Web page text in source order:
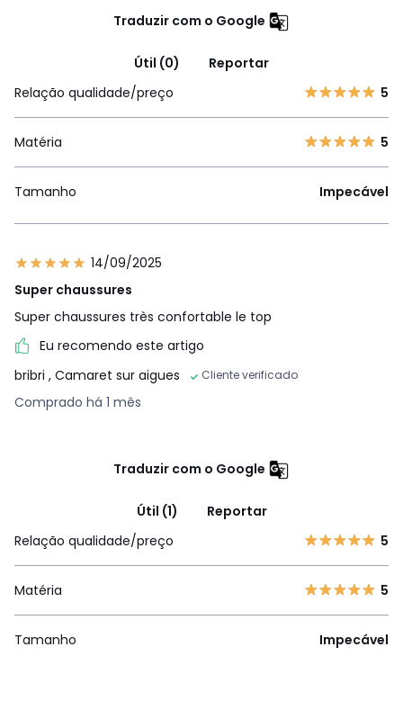
Traduzir com o Google
Útil (0)
Reportar
Relação qualidade/preço
5
Matéria 5
Tamanho Impecável
14/09/2025
Super chaussures
Super chaussures très confortable le top
Eu recomendo este artigo
bribri , Camaret sur aigues Cliente verificado
Comprado há 1 mês
Traduzir com o Google
Útil (1)
Reportar
Relação qualidade/preço
5
Matéria 5
Tamanho Impecável